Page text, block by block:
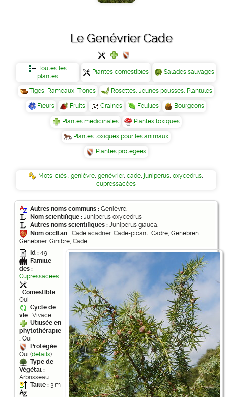
Le Genévrier Cade
Toutes les
plantes
Plantes comestibles Salades sauvages
Tiges, Rameaux, Troncs Rosettes, Jeunes pousses, Plantules
Fleurs Fruits Graines Feuilles Bourgeons
Plantes médicinales Plantes toxiques
Plantes toxiques pour les animaux
Plantes protégées
Mots-clés : genièvre, genévrier, cade, juniperus, oxycedrus,
cupressacées
Autres noms communs : Genièvre.
Nom scientifique : Juniperus oxycedrus
Autres noms scientifiques : Juniperus glauca.
Nom occitan : Cade acadrièr, Cade-picant, Cadre, Genèbren
Genebrièr, Ginibre, Cade.
Id : 49
Famille
des :
Cupressacées
Comestible :
Oui
Cycle de
vie : Vivace
Utilisée en
phytothérapie
: Oui
Protégée :
Oui (détails)
Type de
Végétal :
Arbrisseau
Taille : 3 m